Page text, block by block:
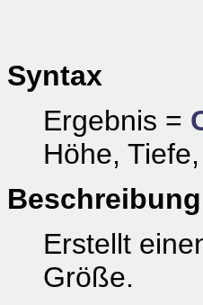
Syntax
Ergebnis =
Höhe,
Beschreibung
Erstellt
Größe.